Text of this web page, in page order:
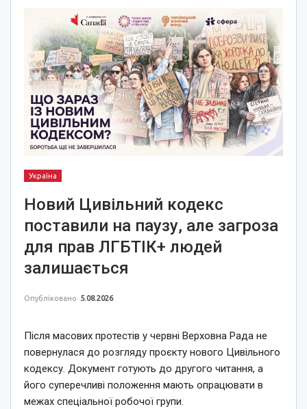
Україна
Новий Цивільний кодекс
поставили на паузу, але загроза
для прав ЛГБТІК+ людей
залишається
Опубліковано 5.08.2026
Після масових протестів у червні Верховна Рада не
повернулася до розгляду проєкту нового Цивільного
кодексу. Документ готують до другого читання, а
його суперечливі положення мають опрацювати в
межах спеціальної робочої групи.